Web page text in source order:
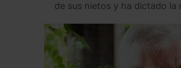
de sus nietos y ha dictado la